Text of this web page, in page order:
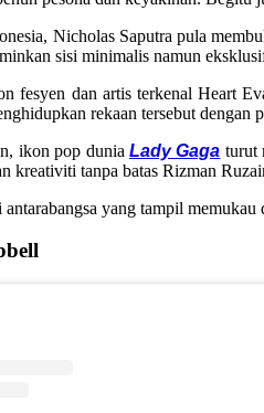
Nicholas Saputra pula
sisi minimalis namun
fesyen dan artis terkenal Heart
rekaan tersebut
ikon pop dunia Lady Gaga turut
kreativiti tanpa batas Rizman
antarabangsa yang tampil